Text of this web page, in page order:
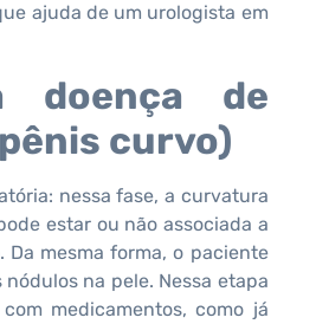
ajuda de um urologista em
doença de
curvo)
nessa fase, a curvatura
estar ou não associada a
Da mesma forma, o paciente
na pele. Nessa etapa
medicamentos, como já